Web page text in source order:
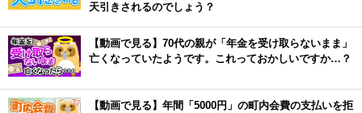
天引きされるのでしょう？
【動画で見る】70代の親が「年金を受け取らないまま」
亡くなっていたようです。これっておかしいですか…？
【動画で見る】年間「5000円」の町内会費の支払いを拒